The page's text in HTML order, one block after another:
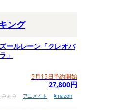
ング
ールレーン「クレオパ
」
5月15日予約開始
27,800円
みあみ アニメイト Amazon